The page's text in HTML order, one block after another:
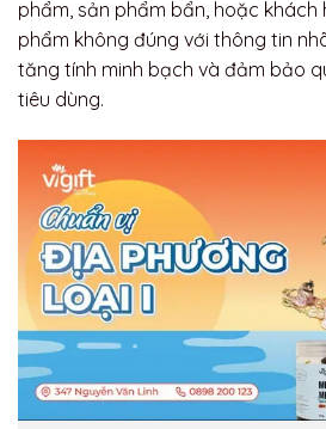
phẩm, sản phẩm bẩn, hoặc khách
phẩm không đúng với thông tin
tăng tính minh bạch và đảm bảo
tiêu dùng.